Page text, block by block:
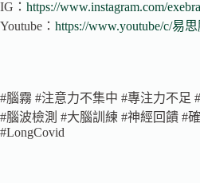
IG： https://www.instagram.com/
Youtube： https://www.youtube/c/易思
#腦霧 #注意力不集中 #專注力不足
#腦波檢測 #大腦訓練 #神經回饋 #
#LongCovid